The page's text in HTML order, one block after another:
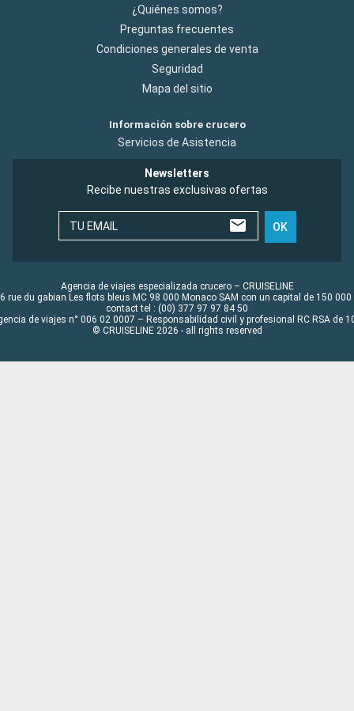
¿Quiénes somos?
Preguntas frecuentes
Condiciones generales de venta
Seguridad
Mapa del sitio
Información sobre crucero
Servicios de Asistencia
Newsletters
Recibe nuestras exclusivas ofertas
TU EMAIL OK
Agencia de viajes especializada crucero – CRUISELINE
rue du gabian Les flots bleus MC 98 000 Monaco SAM con un capital de 150 000
contact tel : (00) 377 97 97 84 50
de viajes n° 006 02 0007 – Responsabilidad civil y profesional RC RSA de
© CRUISELINE 2026 - all rights reserved